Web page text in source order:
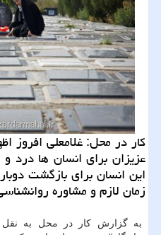
كار در محل: غلامعلی
عزیزان برای انسان ها درد
این انسان برای بازگشت
زمان لازم و مشاوره
به گزارش كار در محل به نقل